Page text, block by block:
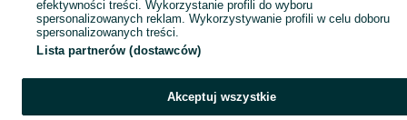
efektywności treści. Wykorzystanie profili do wyboru
spersonalizowanych reklam. Wykorzystywanie profili w celu doboru
spersonalizowanych treści.
Lista partnerów (dostawców)
Akceptuj wszystkie